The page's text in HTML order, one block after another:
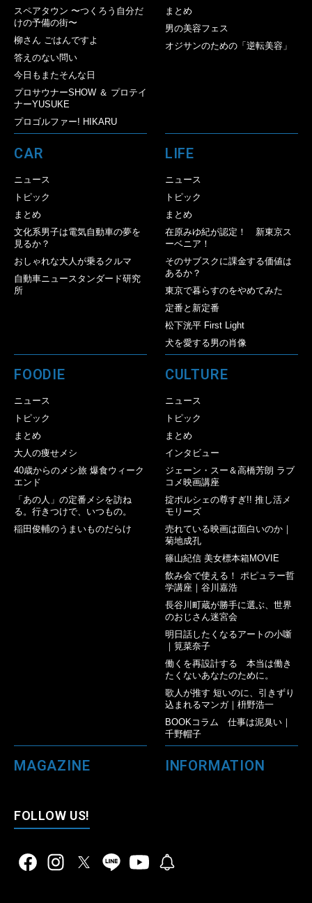
スペアタウン 〜つくろう自分だ
けの予備の街〜
柳さん ごはんですよ
答えのない問い
今日もまたそんな日
プロサウナーSHOW ＆ プロテイ
ナーYUSUKE
プロゴルファー! HIKARU
まとめ
男の美容フェス
オジサンのための「逆転美容」
CAR
ニュース
トピック
まとめ
文化系男子は電気自動車の夢を
見るか？
おしゃれな大人が乗るクルマ
自動車ニュースタンダード研究
所
LIFE
ニュース
トピック
まとめ
在原みゆ紀が認定！ 新東京ス
ーベニア！
そのサブスクに課金する価値は
あるか？
東京で暮らすのをやめてみた
定番と新定番
松下洸平 First Light
犬を愛する男の肖像
FOODIE
ニュース
トピック
まとめ
大人の痩せメシ
40歳からのメシ旅 爆食ウィーク
エンド
「あの人」の定番メシを訪ね
る。行きつけで、いつもの。
稲田俊輔のうまいものだらけ
CULTURE
ニュース
トピック
まとめ
インタビュー
ジェーン・スー＆高橋芳朗 ラブ
コメ映画講座
掟ポルシェの尊すぎ!! 推し活メ
モリーズ
売れている映画は面白いのか｜
菊地成孔
篠山紀信 美女標本箱MOVIE
飲み会で使える！ ポピュラー哲
学講座｜谷川嘉浩
長谷川町蔵が勝手に選ぶ、世界
のおじさん迷宮会
明日話したくなるアートの小噺
｜筧菜奈子
働くを再設計する 本当は働き
たくないあなたのために。
歌人が推す 短いのに、引きずり
込まれるマンガ｜枡野浩一
BOOKコラム 仕事は泥臭い｜
千野帽子
MAGAZINE INFORMATION
FOLLOW US!